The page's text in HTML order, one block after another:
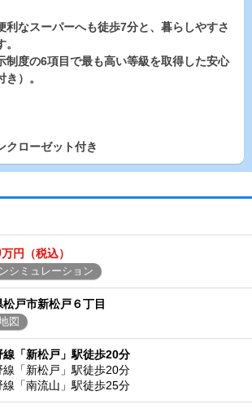
利なスーパーへも徒歩7分と、暮らしやすさ
制度の6項目で最も高い等級を取得した安心
）。
クローゼット付き
万円（税込）
シミュレーション
松戸市新松戸６丁目
図
線「新松戸」駅徒歩20分
線「新松戸」駅徒歩20分
線「南流山」駅徒歩25分